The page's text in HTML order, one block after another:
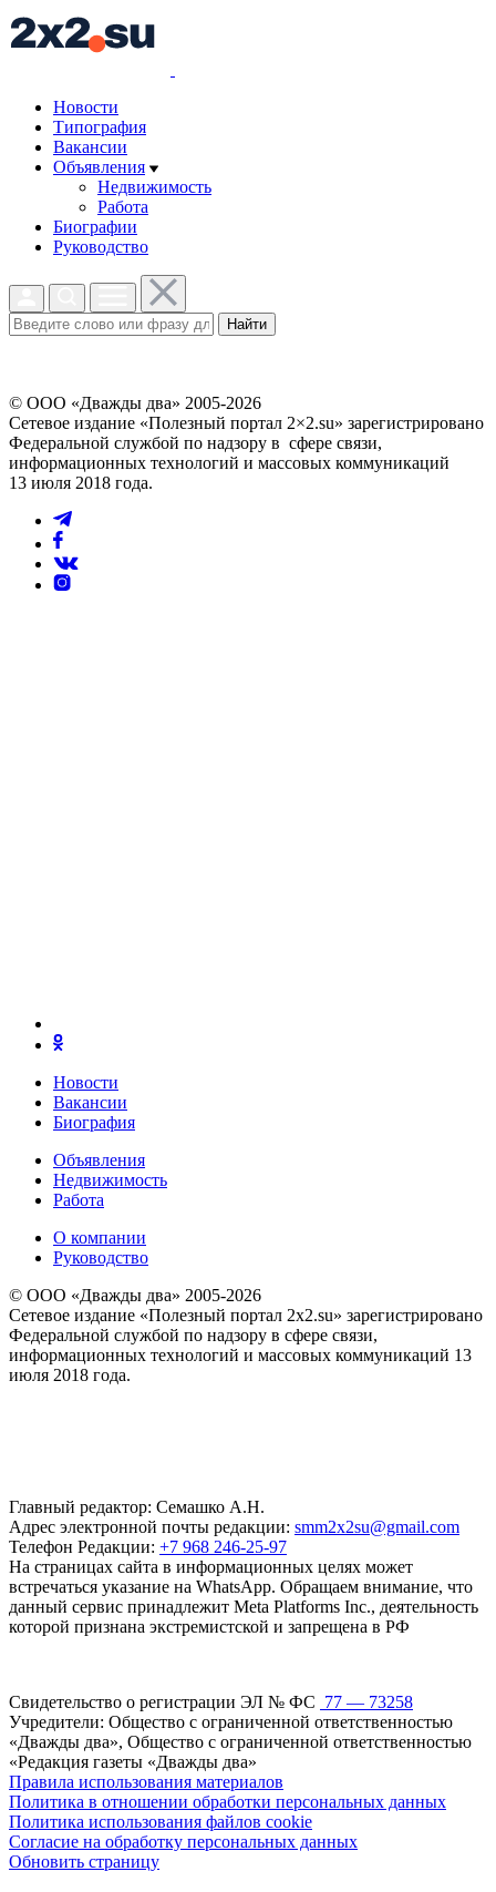
Новости
Типография
Вакансии
Объявления
Недвижимость
Работа
Биографии
Руководство
Найти
© ООО «Дважды два» 2005-2026
Сетевое издание «Полезный портал 2×2.su» зарегистрировано
Федеральной службой по надзору в сфере связи,
информационных технологий и массовых коммуникаций
13 июля 2018 года.
Новости
Вакансии
Биография
Объявления
Недвижимость
Работа
О компании
Руководство
© ООО «Дважды два» 2005-2026
Сетевое издание «Полезный портал 2x2.su» зарегистрировано
Федеральной службой по надзору в сфере связи,
информационных технологий и массовых коммуникаций 13
июля 2018 года.
Главный редактор: Семашко А.Н.
Адрес электронной почты редакции: smm2x2su@gmail.com
Телефон Редакции: +7 968 246-25-97
На страницах сайта в информационных целях может
встречаться указание на WhatsApp. Обращаем внимание, что
данный сервис принадлежит Meta Platforms Inc., деятельность
которой признана экстремистской и запрещена в РФ
Свидетельство о регистрации ЭЛ № ФС 77 — 73258
Учредители: Общество с ограниченной ответственностью
«Дважды два», Общество с ограниченной ответственностью
«Редакция газеты «Дважды два»
Правила использования материалов
Политика в отношении обработки персональных данных
Политика использования файлов cookie
Согласие на обработку персональных данных
Обновить страницу